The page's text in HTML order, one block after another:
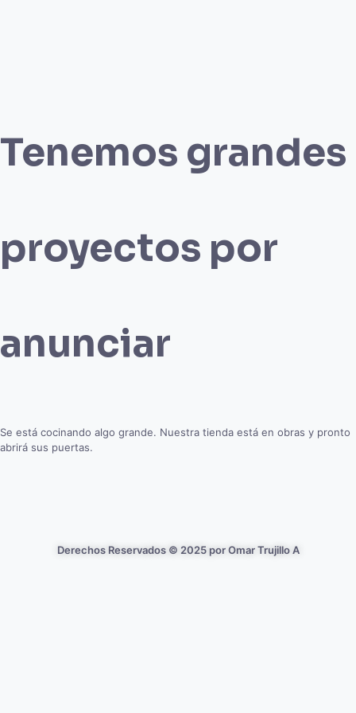
Tenemos grandes
proyectos por
anunciar
Se está cocinando algo grande. Nuestra tienda está en obras y pronto
abrirá sus puertas.
Derechos Reservados © 2025 por Omar Trujillo A